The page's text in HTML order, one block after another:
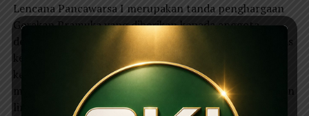
Lencana Pancawarsa I merupakan tanda penghargaan
Gerakan Pramuka yang diberikan kepada anggota
dewasa Gerakan Pramuka sebagai wujud pengakuan atas
kesetiaan, kepatuhan, kerajinan, ketekunan,
kesungguhan, dan ketertiban dalam mengabdi serta
menunaikan kewajiban selama lima tahun atau kelipatan
lima tahun.